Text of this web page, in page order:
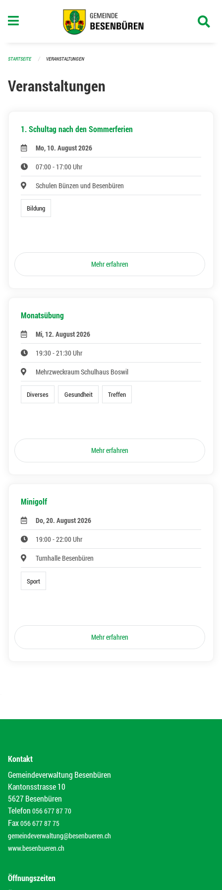
STARTSEITE VERANSTALTUNGEN
Veranstaltungen
1. Schultag nach den Sommerferien
Mo, 10. August 2026
07:00 - 17:00 Uhr
Schulen Bünzen und Besenbüren
Bildung
Mehr erfahren
Monatsübung
Mi, 12. August 2026
19:30 - 21:30 Uhr
Mehrzweckraum Schulhaus Boswil
Diverses Gesundheit Treffen
Mehr erfahren
Minigolf
Do, 20. August 2026
19:00 - 22:00 Uhr
Turnhalle Besenbüren
Sport
Mehr erfahren
Kontakt
Gemeindeverwaltung Besenbüren
Kantonsstrasse 10
5627 Besenbüren
Telefon 056 677 87 70
Fax056 677 87 75
gemeindeverwaltung@besenbueren.ch
www.besenbueren.ch
Öffnungszeiten